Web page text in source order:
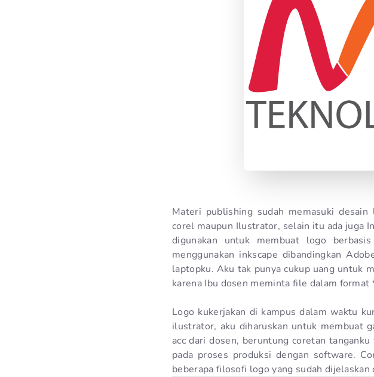
Materi publishing sudah memasuki
corel maupun Ilustrator, selain itu ada juga
digunakan untuk membuat logo
menggunakan inkscape dibandingkan
laptopku. Aku tak punya cukup uang
karena Ibu dosen meminta file dalam format
Logo kukerjakan di kampus dalam waktu
ilustrator, aku diharuskan untuk membuat
acc dari dosen, beruntung coretan
pada proses produksi dengan software.
beberapa filosofi logo yang sudah